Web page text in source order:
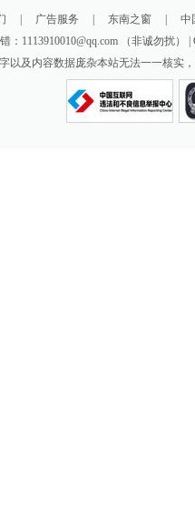
广告服务 东南之窗
中
：1113910010@qq.com （非诚勿扰
以及内容数据庞杂本站无法一一核实